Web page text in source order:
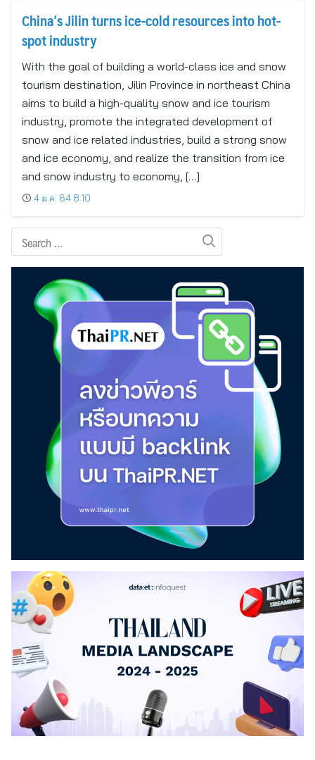
China’s Jilin turns ice-cold resources into hot-
spot industry
With the goal of building a world-class ice and snow
tourism destination, Jilin Province in northeast China
aims to build a high-quality snow and ice tourism
industry, promote the integrated development of
snow and ice related industries, build a strong snow
and ice economy, and realize the transition from ice
and snow industry to economy, […]
4 ม.ค. 64 8:10